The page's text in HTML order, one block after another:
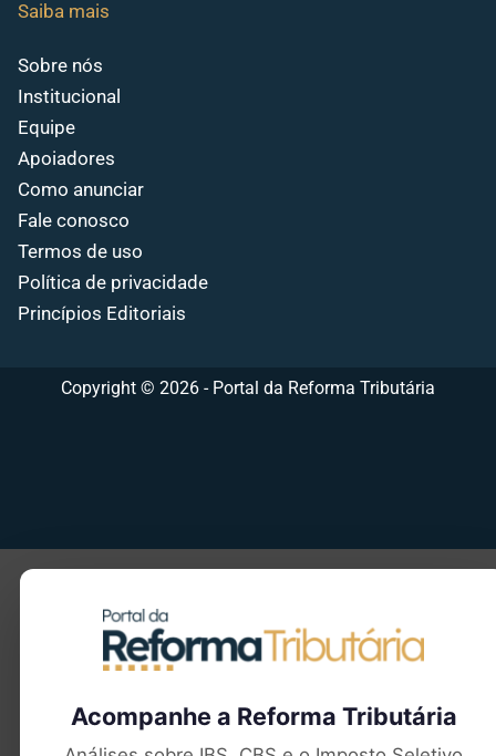
Saiba mais
Sobre nós
Institucional
Equipe
Apoiadores
Como anunciar
Fale conosco
Termos de uso
Política de privacidade
Princípios Editoriais
Copyright © 2026 - Portal da Reforma Tributária
Acompanhe a Reforma Tributária